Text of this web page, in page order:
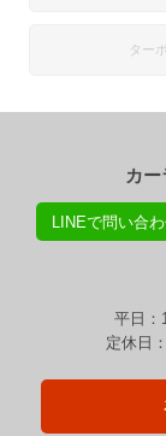
ターボ
カ
LINEで問い合
平日
定休日